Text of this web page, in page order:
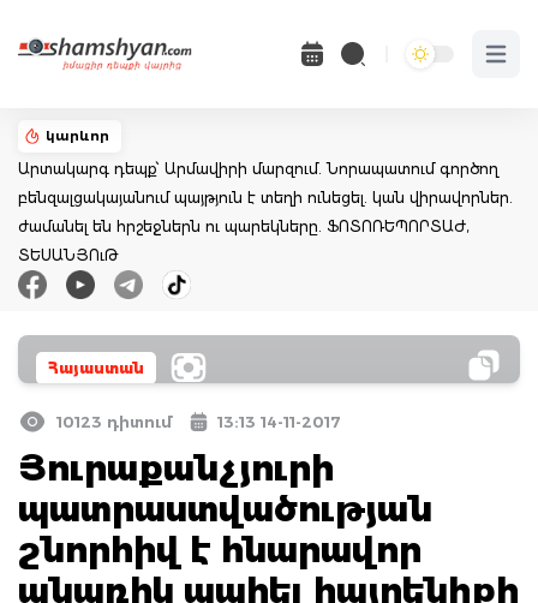
Open
կարևոր
Արտակարգ դեպք՝ Արմավիրի մարզում. Նորապատում գործող
բենզալցակայանում պայթյուն է տեղի ունեցել. կան վիրավորներ.
ժամանել են հրշեջներն ու պարեկները. ՖՈՏՈՌԵՊՈՐՏԱԺ,
ՏԵՍԱՆՅՈւԹ
Հայաստան
10123 դիտում 13:13 14-11-2017
Յուրաքանչյուրի
պատրաստվածության
շնորհիվ է հնարավոր
անառիկ պահել հայրենիքի